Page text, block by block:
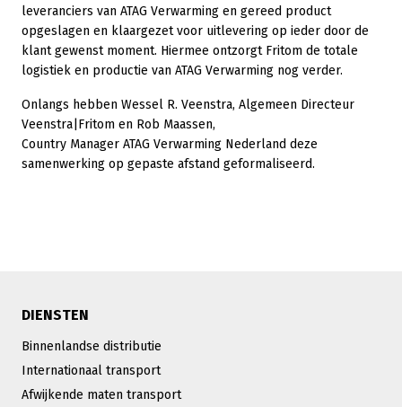
leveranciers van ATAG Verwarming en gereed product
opgeslagen en klaargezet voor uitlevering op ieder door de
klant gewenst moment. Hiermee ontzorgt Fritom de totale
logistiek en productie van ATAG Verwarming nog verder.
Onlangs hebben Wessel R. Veenstra, Algemeen Directeur
Veenstra|Fritom en Rob Maassen,
Country Manager ATAG Verwarming Nederland deze
samenwerking op gepaste afstand geformaliseerd.
DIENSTEN
Binnenlandse distributie
Internationaal transport
Afwijkende maten transport